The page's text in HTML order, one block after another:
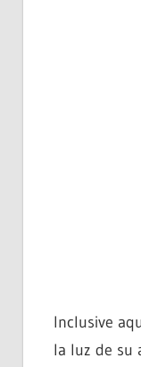
Inclusive
la luz de su